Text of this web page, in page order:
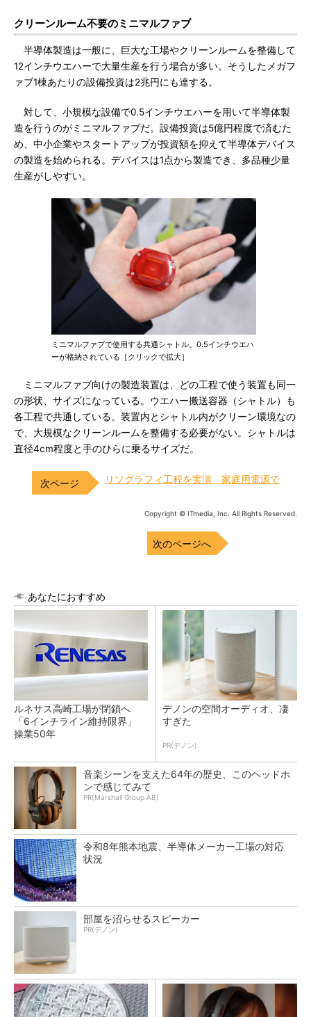
クリーンルーム不要のミニマルファブ
半導体製造は一般に、巨大な工場やクリーンルームを整備して
12インチウエハーで大量生産を行う場合が多い。そうしたメガフ
ァブ1棟あたりの設備投資は2兆円にも達する。
対して、小規模な設備で0.5インチウエハーを用いて半導体製
造を行うのがミニマルファブだ。設備投資は5億円程度で済むた
め、中小企業やスタートアップが投資額を抑えて半導体デバイス
の製造を始められる。デバイスは1点から製造でき、多品種少量
生産がしやすい。
ミニマルファブで使用する共通シャトル。0.5インチウエハ
ーが格納されている［クリックで拡大］
ミニマルファブ向けの製造装置は、どの工程で使う装置も同一
の形状、サイズになっている。ウエハー搬送容器（シャトル）も
各工程で共通している。装置内とシャトル内がクリーン環境なの
で、大規模なクリーンルームを整備する必要がない。シャトルは
直径4cm程度と手のひらに乗るサイズだ。
リソグラフィ工程を実演 家庭用電源で
Copyright © ITmedia, Inc. All Rights Reserved.
次のページへ
あなたにおすすめ
ルネサス高崎工場が閉鎖へ
「6インチライン維持限界」
操業50年
デノンの空間オーディオ、凄
すぎた
PR(デノン)
音楽シーンを支えた64年の歴史、このヘッドホ
ンで感じてみて
PR(Marshall Group AB)
令和8年熊本地震、半導体メーカー工場の対応
状況
部屋を沼らせるスピーカー
PR(デノン)